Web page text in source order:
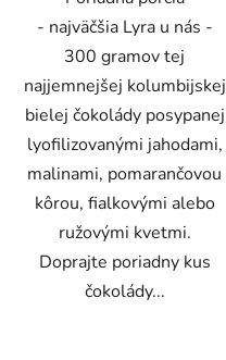
- najväčšia Lyra u nás -
300 gramov tej
najjemnejšej kolumbijskej
bielej čokolády posypanej
lyofilizovanými jahodami,
malinami, pomarančovou
kôrou, fialkovými alebo
ružovými kvetmi.
Doprajte poriadny kus
čokolády...